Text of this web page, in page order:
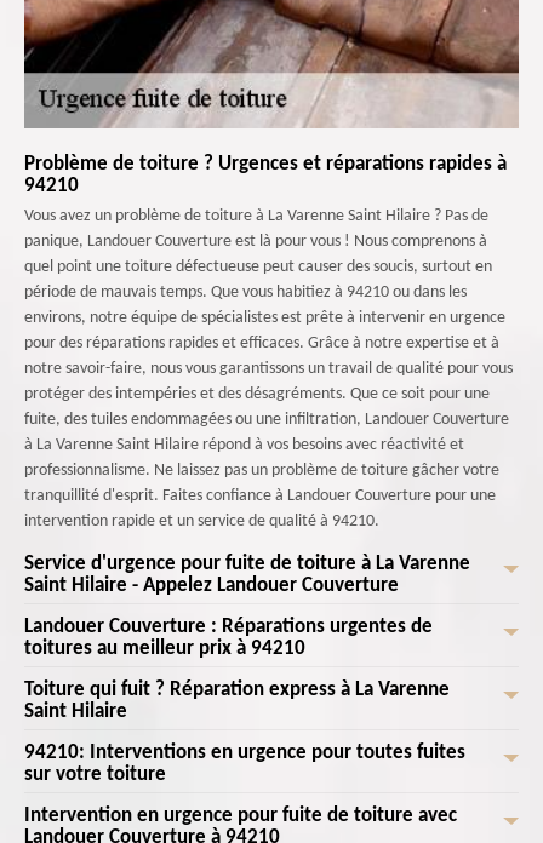
Problème de toiture ? Urgences et réparations rapides à
94210
Vous avez un problème de toiture à La Varenne Saint Hilaire ? Pas de
panique, Landouer Couverture est là pour vous ! Nous comprenons à
quel point une toiture défectueuse peut causer des soucis, surtout en
période de mauvais temps. Que vous habitiez à 94210 ou dans les
environs, notre équipe de spécialistes est prête à intervenir en urgence
pour des réparations rapides et efficaces. Grâce à notre expertise et à
notre savoir-faire, nous vous garantissons un travail de qualité pour vous
protéger des intempéries et des désagréments. Que ce soit pour une
fuite, des tuiles endommagées ou une infiltration, Landouer Couverture
à La Varenne Saint Hilaire répond à vos besoins avec réactivité et
professionnalisme. Ne laissez pas un problème de toiture gâcher votre
tranquillité d'esprit. Faites confiance à Landouer Couverture pour une
intervention rapide et un service de qualité à 94210.
Service d'urgence pour fuite de toiture à La Varenne
Saint Hilaire - Appelez Landouer Couverture
Vous êtes à La Varenne Saint Hilaire et avez besoin d'un service
d'urgence pour une fuite de toiture? Appelez Landouer Couverture sans
tarder! Nous comprenons l'urgence et l'angoisse que peut provoquer
une fuite de toiture, surtout en pleine nuit ou en plein week-end. Chez
intervenir rapidement à La Varenne Saint Hilaire, 94210. Nos experts en
le nécessaire pour colmater et réparer toute fuite, qu'elle soit minime ou
significative. Nous utilisons des techniques et des matériaux de pointe
Landouer Couverture : Réparations urgentes de
toitures au meilleur prix à 94210
Landouer Couverture est votre partenaire de confiance pour toutes vos
réparations urgentes de toitures à 94210. Située au cœur de La Varenne
Saint Hilaire, notre entreprise met à votre disposition une équipe de
professionnels expérimentés, prêts à intervenir à tout moment pour
des dégâts causés par une tempête, Landouer Couverture garantit des
Toiture qui fuit ? Réparation express à La Varenne
Saint Hilaire
Votre toiture à La Varenne Saint Hilaire présente des fuites ? Pas de
panique, Landouer Couverture est là pour vous offrir une réparation
express ! Avec une expertise inégalée et une réactivité à toute épreuve,
notre équipe de professionnels intervient rapidement pour sécuriser
94210: Interventions en urgence pour toutes fuites
sur votre toiture
Chez Landouer Couverture , nous comprenons combien il est crucial de
Intervention en urgence pour fuite de toiture avec
Landouer Couverture à 94210